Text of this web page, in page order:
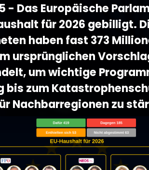
- Das Europäische
für 2026 gebilligt.
haben fast 373
ursprünglichen
um wichtige
bis zum
Nachbarregionen zu